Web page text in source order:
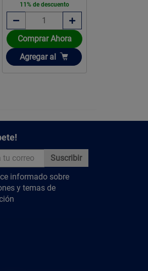
11% de descuento
Comprar Ahora
Añadir
Agregar al
Suscribir
informado sobre
y temas de